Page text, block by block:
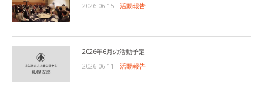
2026.06.15
活動報告
2026年6月の活動予定
2026.06.11
活動報告